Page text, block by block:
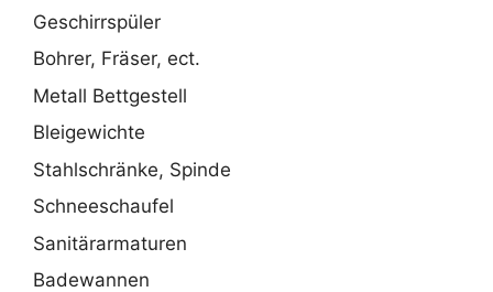
Geschirrspüler
Bohrer, Fräser, ect.
Metall Bettgestell
Bleigewichte
Stahlschränke, Spinde
Schneeschaufel
Sanitärarmaturen
Badewannen